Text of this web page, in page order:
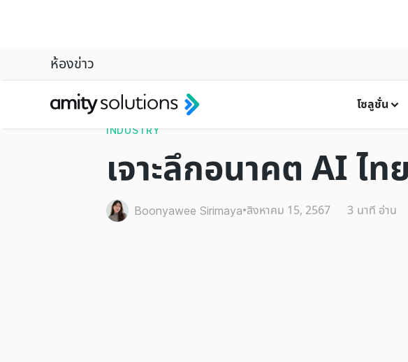
โซลูชั่น
ห้องข่าว
INDUSTRY
เจาะลึกอนาคต AI ไ
Boonyawee Sirimaya•สิงหาคม 15, 2567 3 นาที อ่าน